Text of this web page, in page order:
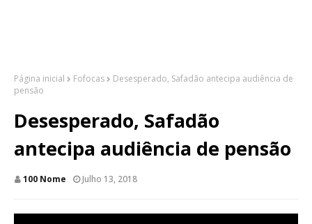
Página inicial Fofocas
Desesperado, Safadão antecipa audiência de
pensão
Desesperado, Safadão
antecipa audiência de pensão
100 Nome Julho 13, 2018